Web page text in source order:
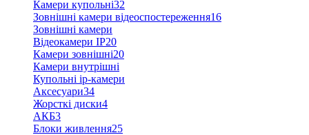
Камери купольні32
Зовнішні камери відеоспостереження16
Зовнішні камери
Відеокамери IP20
Камери зовнішні20
Камери внутрішні
Купольні ip-камери
Аксесуари34
Жорсткі диски4
АКБ3
Блоки живлення25